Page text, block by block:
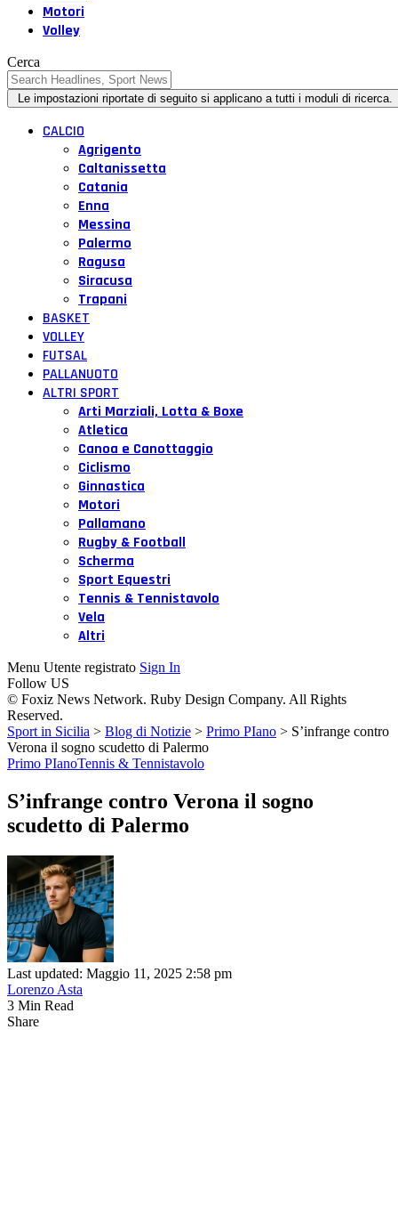
Motori
Volley
Cerca
CALCIO
Agrigento
Caltanissetta
Catania
Enna
Messina
Palermo
Ragusa
Siracusa
Trapani
BASKET
VOLLEY
FUTSAL
PALLANUOTO
ALTRI SPORT
Arti Marziali, Lotta & Boxe
Atletica
Canoa e Canottaggio
Ciclismo
Ginnastica
Motori
Pallamano
Rugby & Football
Scherma
Sport Equestri
Tennis & Tennistavolo
Vela
Altri
Menu Utente registrato Sign In
Follow US
© Foxiz News Network. Ruby Design Company. All Rights
Reserved.
Sport in Sicilia > Blog di Notizie > Primo PIano > S’infrange contro
Verona il sogno scudetto di Palermo
Primo PIanoTennis & Tennistavolo
S’infrange contro Verona il sogno
scudetto di Palermo
Last updated: Maggio 11, 2025 2:58 pm
Lorenzo Asta
3 Min Read
Share